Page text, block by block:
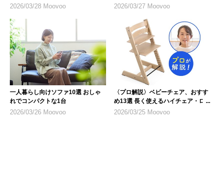
2026/03/28 Moovoo
イプも
2026/03/27 Moovoo
一人暮らし向けソファ10選 おしゃ
れでコンパクトな1台
2026/03/26 Moovoo
〈プロ解説〉ベビーチェア、おすす
め13選 長く使えるハイチェア・ロ
ーチェアにも注目
2026/03/25 Moovoo